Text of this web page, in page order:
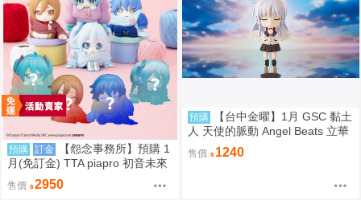
預購 訂金
【怨念事務所】預購 1
月(免訂金) TTA piapro 初音未來
PERIHAPI! 換裝小公仔集2 中盒
0829
售價 2950
預購
【台中金曜】1月 GSC 黏土
人 天使的脈動 Angel Beats 立華
奏 再版 0904
售價 1240